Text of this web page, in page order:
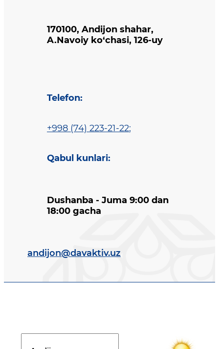
170100, Andijon shahar,
A.Navoiy ko‘chasi, 126-uy
Telefon:
+998 (74) 223-21-22;
Qabul kunlari:
Dushanba - Juma 9:00 dan
18:00 gacha
andijon@davaktiv.uz